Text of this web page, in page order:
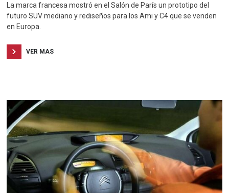
La marca francesa mostró en el Salón de París un prototipo del
futuro SUV mediano y rediseños para los Ami y C4 que se venden
en Europa.
VER MAS